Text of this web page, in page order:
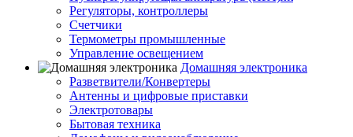
Регуляторы, контроллеры
Счетчики
Термометры промышленные
Управление освещением
Домашняя электроника
Разветвители/Конвертеры
Антенны и цифровые приставки
Электротовары
Бытовая техника